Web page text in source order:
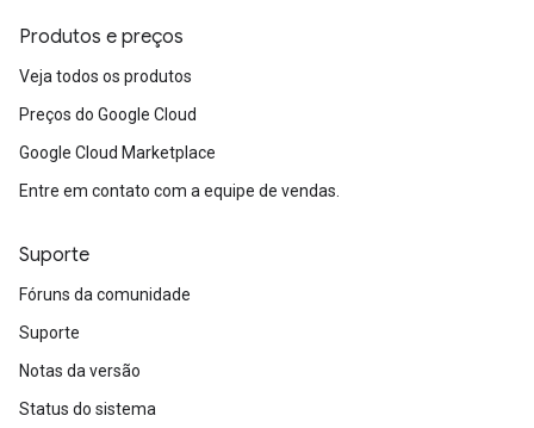
Produtos e preços
Veja todos os produtos
Preços do Google Cloud
Google Cloud Marketplace
Entre em contato com a equipe de vendas.
Suporte
Fóruns da comunidade
Suporte
Notas da versão
Status do sistema